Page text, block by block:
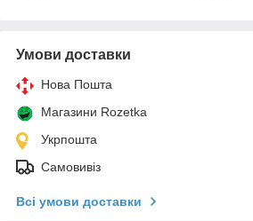
Умови доставки
Нова Пошта
Магазини Rozetka
Укрпошта
Самовивіз
Всі умови доставки